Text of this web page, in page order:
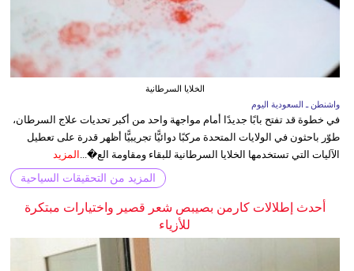
الخلايا السرطانية
واشنطن ـ السعودية اليوم
في خطوة قد تفتح بابًا جديدًا أمام مواجهة واحد من أكبر تحديات علاج السرطان،
طوّر باحثون في الولايات المتحدة مركبًا دوائيًّا تجريبيًّا أظهر قدرة على تعطيل
الآليات التي تستخدمها الخلايا السرطانية للبقاء ومقاومة الع�... المزيد
المزيد من التحقيقات السياحية
أحدث إطلالات كارمن بصيبص شعر قصير واختيارات مبتكرة
للأزياء